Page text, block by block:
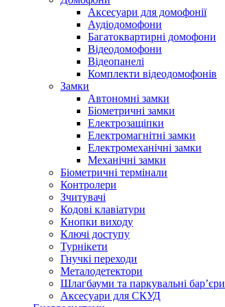
Аксесуари для домофонії
Аудіодомофони
Багатоквартирні домофони
Відеодомофони
Відеопанелі
Комплекти відеодомофонів
Замки
Автономні замки
Біометричні замки
Електрозащіпки
Електромагнітні замки
Електромеханічні замки
Механічні замки
Біометричні термінали
Контролери
Зчитувачі
Кодові клавіатури
Кнопки виходу
Ключі доступу
Турнікети
Гнучкі переходи
Металодетектори
Шлагбауми та паркувальні бар’єри
Аксесуари для СКУД